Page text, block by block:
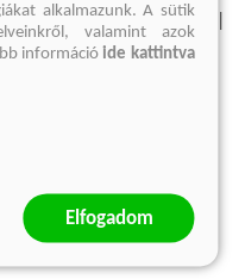
Süti beállítások
szabályzat
alkalmazunk. A sütik
valamint azok
információide kattintva
Elfogadom